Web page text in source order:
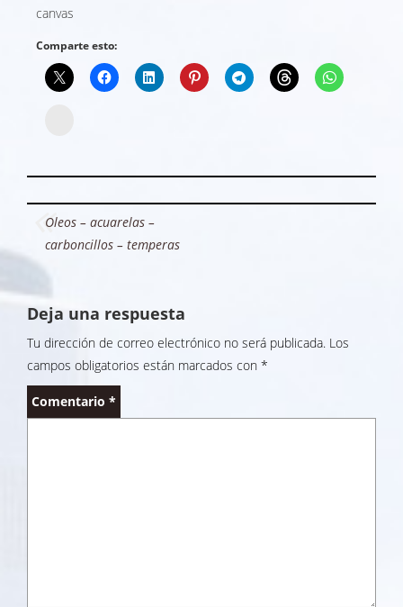
canvas
Comparte esto:
Navegación
de
Oleos – acuarelas –
carboncillos – temperas
Deja una respuesta
Tu dirección de correo electrónico no será publicada. Los
campos obligatorios están marcados con *
Comentario *